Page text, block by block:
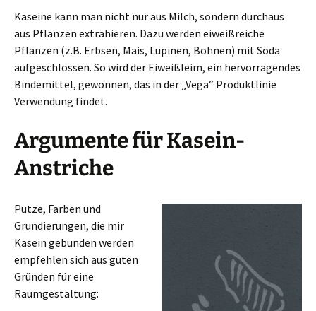
Kaseine kann man nicht nur aus Milch, sondern durchaus
aus Pflanzen extrahieren. Dazu werden eiweißreiche
Pflanzen (z.B. Erbsen, Mais, Lupinen, Bohnen) mit Soda
aufgeschlossen. So wird der Eiweißleim, ein hervorragendes
Bindemittel, gewonnen, das in der „Vega“ Produktlinie
Verwendung findet.
Argumente für Kasein-
Anstriche
Putze, Farben und
Grundierungen, die mir
Kasein gebunden werden
empfehlen sich aus guten
Gründen für eine
Raumgestaltung: